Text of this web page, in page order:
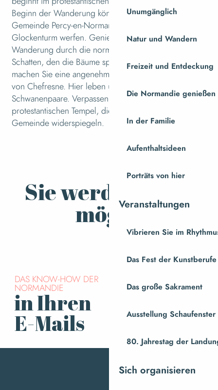
Unumgänglich
Natur und Wandern
Freizeit und Entdeckung
Die Normandie genießen
In der Familie
Aufenthaltsideen
Porträts von hier
Veranstaltungen
Vibrieren Sie im
Das Fest der Kunstberufe
Das große Sakrament
Ausstellung
80. Jahrestag der
Sich organisieren
Beginn der Wanderung können Sie einen Blick auf die
Gemeinde Percy-en-Normandie und ihren
Glockenturm werfen. Genießen Sie auf Ihrer
Wanderung durch die normannische Bocage den
Schatten, den die Bäume spenden.
machen Sie eine angenehme Pause am Ufer des Teichs
von Chefresne. Hier leben unter anderem einige
Schwanenpaare. Verpassen Sie nicht die
protestantischen Tempel, die die Vergangenheit dieser
Gemeinde widerspiegeln.
Sie werden auch
mögen
Entdecken Sie
DAS KNOW-HOW DER
NORMANDIE
in Ihren
E-Mails